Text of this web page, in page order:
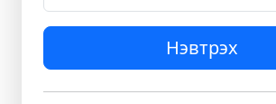
Нэвтрэх